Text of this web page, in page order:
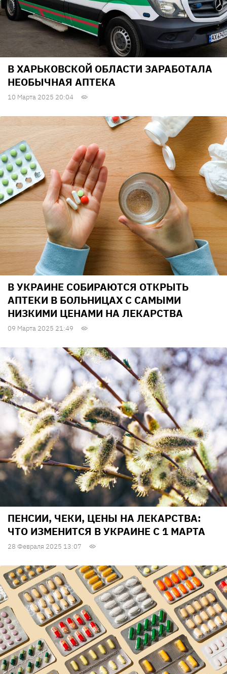
В ХАРЬКОВСКОЙ ОБЛАСТИ ЗАРАБОТАЛА
НЕОБЫЧНАЯ АПТЕКА
10 Марта 2025 20:04
В УКРАИНЕ СОБИРАЮТСЯ ОТКРЫТЬ
АПТЕКИ В БОЛЬНИЦАХ С САМЫМИ
НИЗКИМИ ЦЕНАМИ НА ЛЕКАРСТВА
09 Марта 2025 21:49
ПЕНСИИ, ЧЕКИ, ЦЕНЫ НА ЛЕКАРСТВА:
ЧТО ИЗМЕНИТСЯ В УКРАИНЕ С 1 МАРТА
28 Февраля 2025 13:07